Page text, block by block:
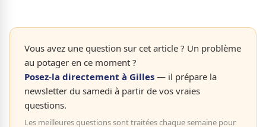
Vous avez une question sur cet article ? Un problème
au potager en ce moment ?
Posez-la directement à Gilles — il prépare la
newsletter du samedi à partir de vos vraies
questions.
Les meilleures questions sont traitées chaque semaine pour